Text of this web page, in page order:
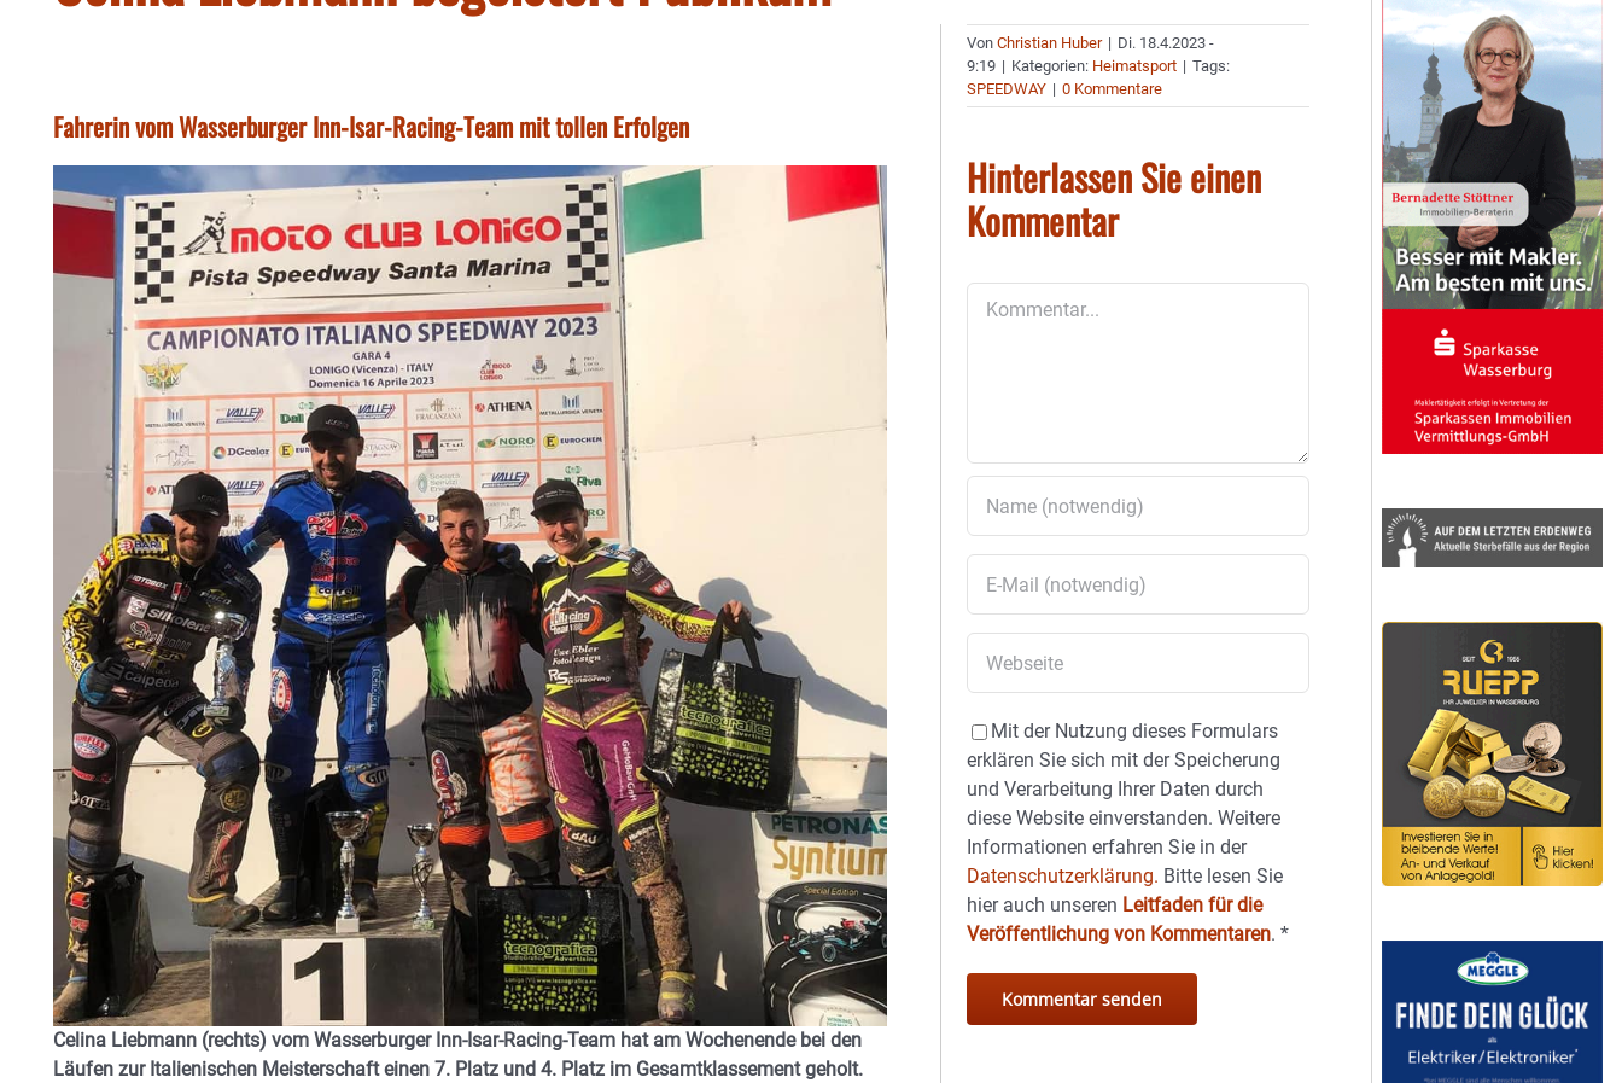
Fahrerin vom Wasserburger Inn-Isar-Racing-Team mit tollen Erfolgen
Celina Liebmann (rechts) vom Wasserburger Inn-Isar-Racing-Team hat am Wochenende bei den
Läufen zur Italienischen Meisterschaft einen 7. Platz und 4. Platz im Gesamtklassement geholt.
VonChristian Huber | Di. 18.4.2023 -
9:19 | Kategorien: Heimatsport | Tags:
SPEEDWAY | 0 Kommentare
Hinterlassen Sie einen
Kommentar
Mit der Nutzung dieses Formulars
erklären Sie sich mit der Speicherung
und Verarbeitung Ihrer Daten durch
diese Website einverstanden. Weitere
Informationen erfahren Sie in der
Datenschutzerklärung. Bitte lesen Sie
hier auch unseren Leitfaden für die
Veröffentlichung von Kommentaren.*